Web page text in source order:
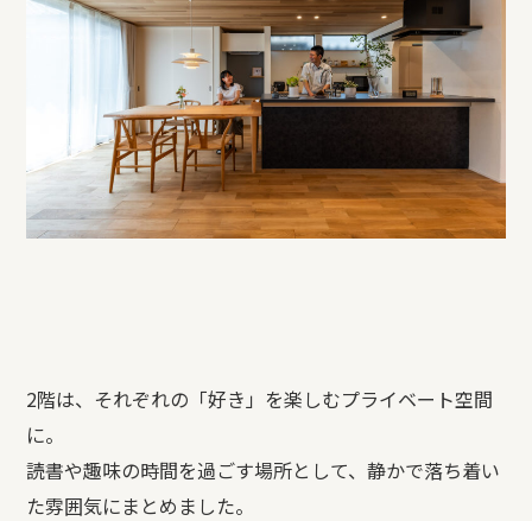
2階は、それぞれの「好き」を楽しむプライベート空間
に。
読書や趣味の時間を過ごす場所として、静かで落ち着い
た雰囲気にまとめました。